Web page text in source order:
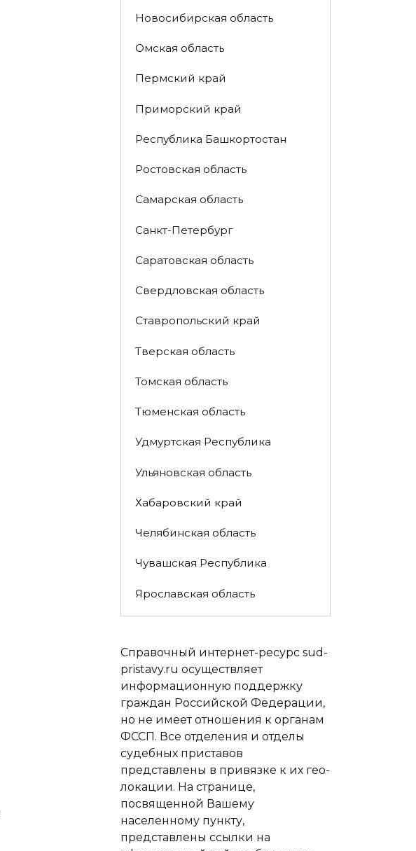
Новосибирская область
Омская область
Пермский край
Приморский край
Республика Башкортостан
Ростовская область
Самарская область
Санкт-Петербург
Саратовская область
Свердловская область
Ставропольский край
Тверская область
Томская область
Тюменская область
Удмуртская Республика
Ульяновская область
Хабаровский край
Челябинская область
Чувашская Республика
Ярославская область
Справочный интернет-ресурс sud-
pristavy.ru осуществляет
информационную поддержку
граждан Российской Федерации,
но не имеет отношения к органам
ФССП. Все отделения и отделы
судебных приставов
представлены в привязке к их гео-
локации. На странице,
посвященной Вашему
населенному пункту,
представлены ссылки на